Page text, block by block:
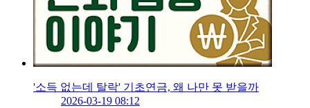
'소득 없는데 탈락' 기초연금, 왜 나만 못 받을까
2026-03-19 08:12